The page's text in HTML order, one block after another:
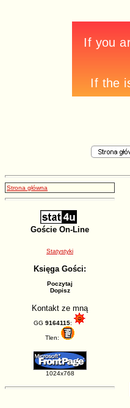
Strona główna
Goście On-Line
Statystyki
Księga Gości:
Poczytaj
Dopisz
Kontakt ze mną
GG 9164115:
Tlen:
1024x768